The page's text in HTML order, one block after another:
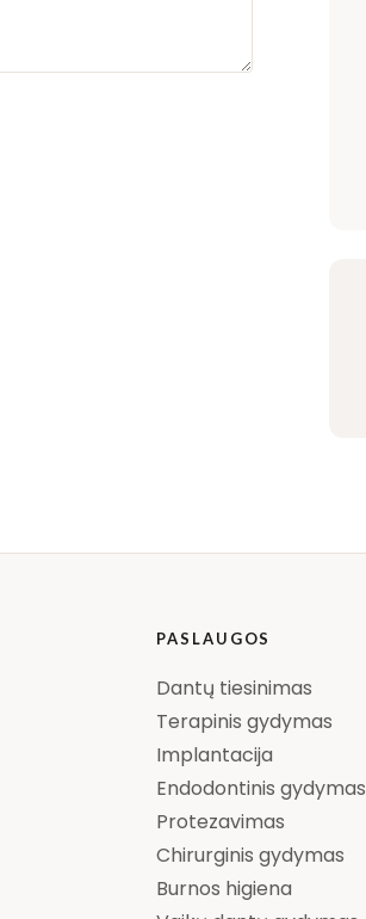
PASLAUGOS
Dantų tiesinimas
Terapinis gydymas
Implantacija
Endodontinis gydymas
Protezavimas
Chirurginis gydymas
Burnos higiena